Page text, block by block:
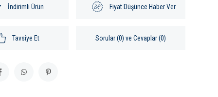
İndirimli Ürün Fiyat Düşünce Haber Ver
Tavsiye Et Sorular (0) ve Cevaplar (0)